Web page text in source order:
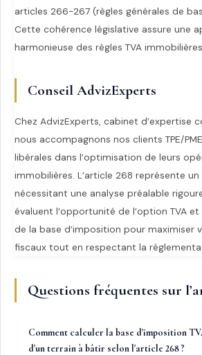
articles 266-267 (règles générales de
Cette cohérence législative assure une
harmonieuse des règles TVA
Conseil AdvizExperts
Chez AdvizExperts, cabinet d’expertise
nous accompagnons nos clients TPE/
libérales dans l’optimisation de leurs
immobilières. L’article 268 représente
nécessitant une analyse préalable
évaluent l’opportunité de l’option TVA
de la base d’imposition pour maximiser
fiscaux tout en respectant la
Questions fréquentes sur
Comment calculer la base d'imposition
d'un terrain à bâtir selon l'article 268 ?